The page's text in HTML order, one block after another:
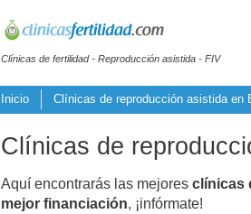
Clínicas de fertilidad - Reproducción asistida - FIV
Inicio Clínicas de reproducción asistida en
Clínicas de
Aquí encontrarás las mejores clínicas
mejor financiación, ¡infórmate!